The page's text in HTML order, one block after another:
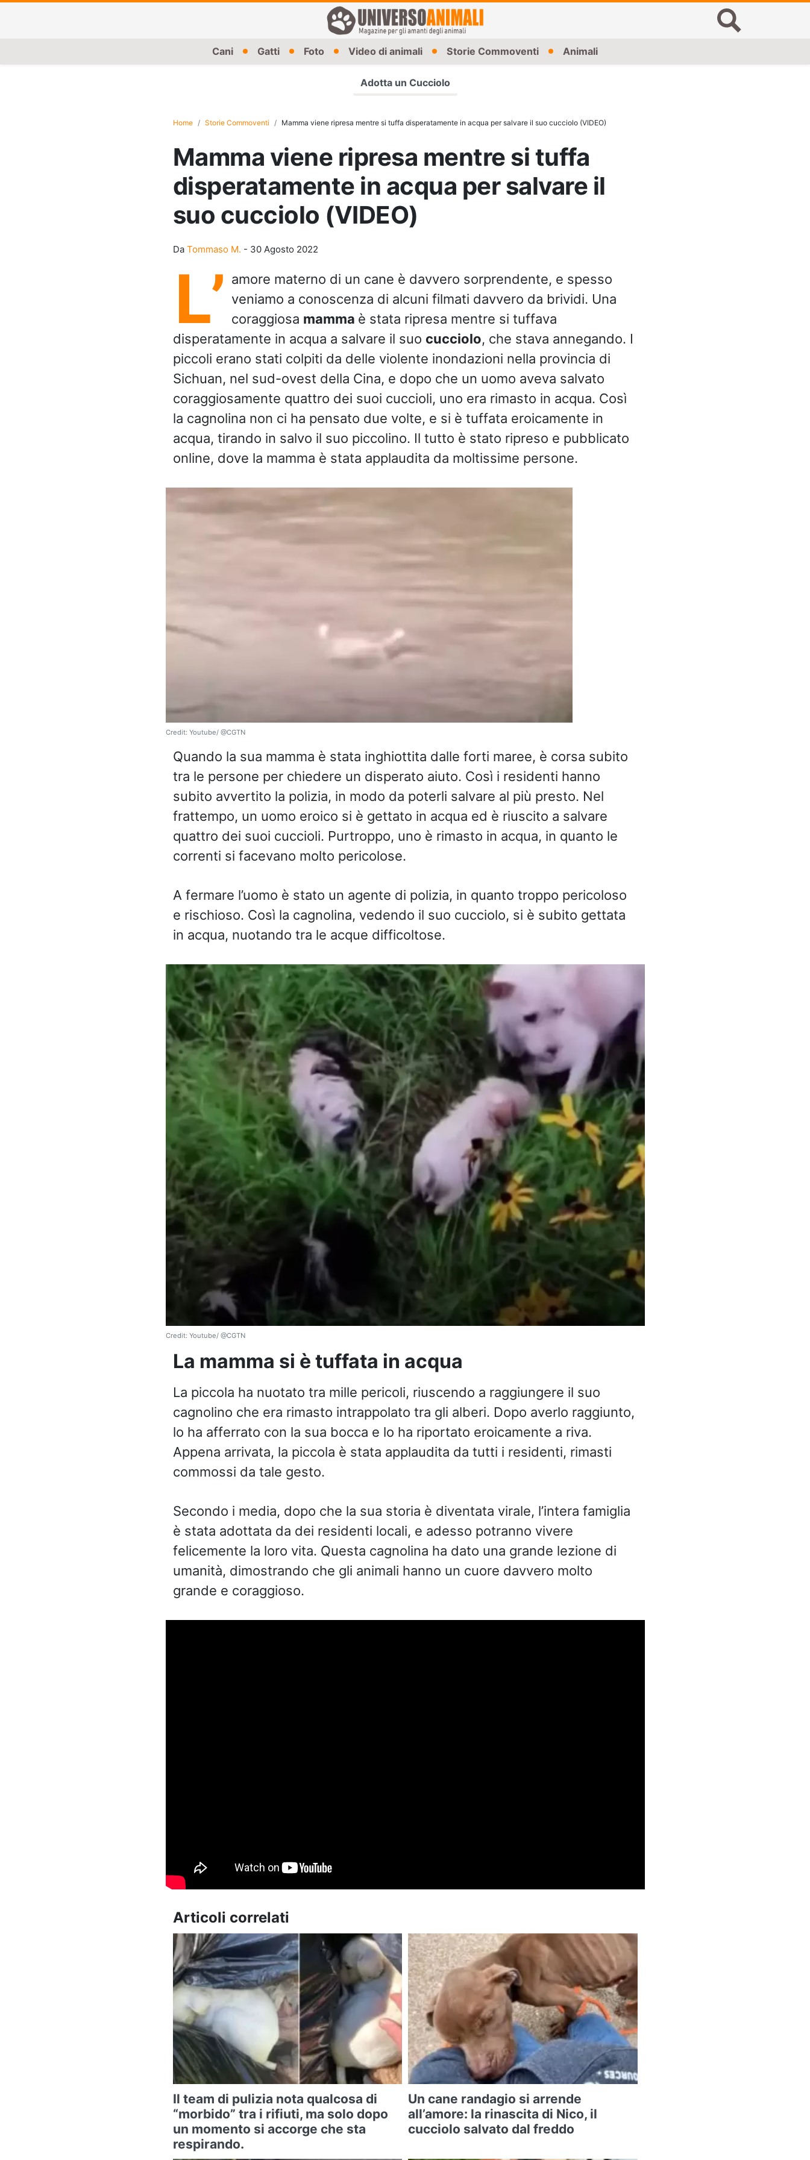
Cani Gatti Foto Video di animali Storie Commoventi Animali
Adotta un Cucciolo
Home Storie Commoventi Mamma viene ripresa mentre si tuffa disperatamente in acqua per salvare il suo cucciolo (VIDEO)
Mamma viene ripresa mentre si tuffa
disperatamente in acqua per salvare il
suo cucciolo (VIDEO)
Da Tommaso M. - 30 Agosto 2022
L’ amore materno di un cane è davvero sorprendente, e spesso
veniamo a conoscenza di alcuni filmati davvero da brividi. Una
coraggiosa mamma è stata ripresa mentre si tuffava
disperatamente in acqua a salvare il suo cucciolo, che stava annegando. I
piccoli erano stati colpiti da delle violente inondazioni nella provincia di
Sichuan, nel sud-ovest della Cina, e dopo che un uomo aveva salvato
coraggiosamente quattro dei suoi cuccioli, uno era rimasto in acqua. Così
la cagnolina non ci ha pensato due volte, e si è tuffata eroicamente in
acqua, tirando in salvo il suo piccolino. Il tutto è stato ripreso e pubblicato
online, dove la mamma è stata applaudita da moltissime persone.
Credit: Youtube/ @CGTN
Quando la sua mamma è stata inghiottita dalle forti maree, è corsa subito
tra le persone per chiedere un disperato aiuto. Così i residenti hanno
subito avvertito la polizia, in modo da poterli salvare al più presto. Nel
frattempo, un uomo eroico si è gettato in acqua ed è riuscito a salvare
quattro dei suoi cuccioli. Purtroppo, uno è rimasto in acqua, in quanto le
correnti si facevano molto pericolose.
A fermare l’uomo è stato un agente di polizia, in quanto troppo pericoloso
e rischioso. Così la cagnolina, vedendo il suo cucciolo, si è subito gettata
in acqua, nuotando tra le acque difficoltose.
Credit: Youtube/ @CGTN
La mamma si è tuffata in acqua
La piccola ha nuotato tra mille pericoli, riuscendo a raggiungere il suo
cagnolino che era rimasto intrappolato tra gli alberi. Dopo averlo raggiunto,
lo ha afferrato con la sua bocca e lo ha riportato eroicamente a riva.
Appena arrivata, la piccola è stata applaudita da tutti i residenti, rimasti
commossi da tale gesto.
Secondo i media, dopo che la sua storia è diventata virale, l’intera famiglia
è stata adottata da dei residenti locali, e adesso potranno vivere
felicemente la loro vita. Questa cagnolina ha dato una grande lezione di
umanità, dimostrando che gli animali hanno un cuore davvero molto
grande e coraggioso.
Articoli correlati
Il team di pulizia nota qualcosa di
“morbido” tra i rifiuti, ma solo dopo
un momento si accorge che sta
respirando.
Un cane randagio si arrende
all’amore: la rinascita di Nico, il
cucciolo salvato dal freddo